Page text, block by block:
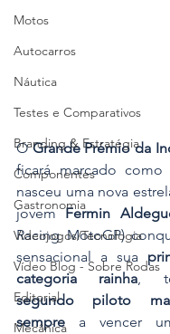
Motos
Autocarros
Náutica
Testes e Comparativos
Branding & Estratégia
Componentes
Gastronomia
Videojogos/Tecnologia
Vídeo Blog - Sobre Rodas
Editorial
Mecânica
O Grande Prémio da
ficará marcado
nasceu uma nova
jovem Fermin
Racing MotoGP)
sensacional a sua
categoria rainha
segundo piloto
sempre a vencer